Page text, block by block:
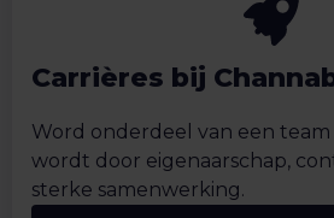
Carrières bij
Word onderdeel van een
wordt door eigenaarschap,
sterke samenwerking.